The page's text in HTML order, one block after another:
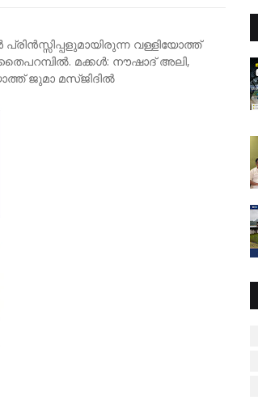
വള്ളിയോത്ത്
തൈപറമ്പിൽ. മക്കൾ: നൗഷാദ് അലി,
ജുമാ മസ്ജിദിൽ